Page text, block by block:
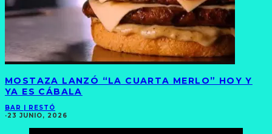
MOSTAZA LANZÓ “LA CUARTA MERLO” HOY Y
YA ES CÁBALA
BAR | RESTÓ
·23 JUNIO, 2026